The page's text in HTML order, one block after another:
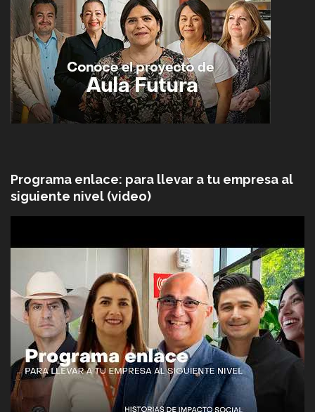
Programa enlace: para llevar a tu empresa al
siguiente nivel (video)